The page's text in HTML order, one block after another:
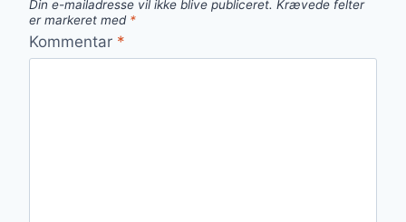
Din e-mailadresse vil ikke blive publiceret. Krævede felter
er markeret med *
Kommentar *